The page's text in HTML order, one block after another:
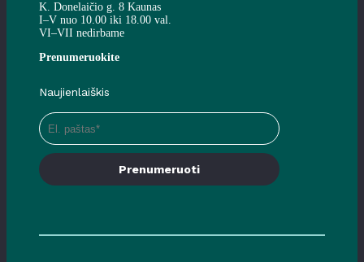
K. Donelaičio g. 8 Kaunas
I–V nuo 10.00 iki 18.00 val.
VI–VII nedirbame
Prenumeruokite
Naujienlaiškis
Prenumeruoti